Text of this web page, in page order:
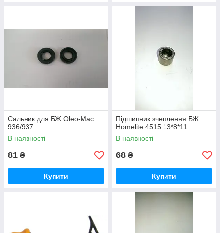
Сальник для БЖ Oleo-Mac
936/937
В наявності
81 ₴
Купити
Підшипник зчеплення БЖ
Homelite 4515 13*8*11
В наявності
68 ₴
Купити